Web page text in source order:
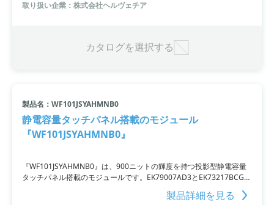
取り扱い企業：株式会社ヘルヴェチア
カタログを選択する
製品名：WF101JSYAHMNB0
静電容量タッチパネル搭載のモジュール
『WF101JSYAHMNB0』
『WF101JSYAHMNB0』は、900ニットの輝度を持つ投影型静電容量
タッチパネル搭載のモジュールです。EK79007AD3とEK73217BCGA
ドライバICを内蔵し、4-レーン MIPI DSIインターフェイスをサポート
しています。サイズは235×142×8.78mmで、TFT・ノーマリ・ブラッ
製品詳細を見る